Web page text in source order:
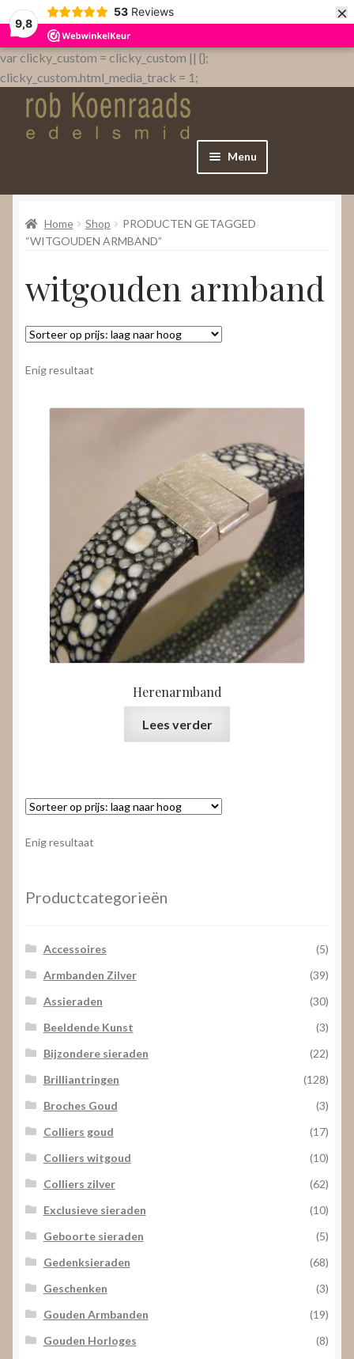
9,8
53 Reviews ×
var clicky_custom = clicky_custom || {};
clicky_custom.html_media_track = 1;
Menu
Home
WebShop
Nieuws
Video’s
Home Shop
PRODUCTEN GETAGGED
“WITGOUDEN ARMBAND”
witgouden armband
Enig resultaat
Herenarmband
Lees verder
Enig resultaat
Productcategorieën
Accessoires
(5)
Armbanden Zilver
(39)
Assieraden
(30)
Beeldende Kunst
(3)
Bijzondere sieraden
(22)
Brilliantringen
(128)
Broches Goud
(3)
Colliers goud
(17)
Colliers witgoud
(10)
Colliers zilver
(62)
Exclusieve sieraden
(10)
Geboorte sieraden
(5)
Gedenksieraden
(68)
Geschenken
(3)
Gouden Armbanden
(19)
Gouden Horloges
(8)